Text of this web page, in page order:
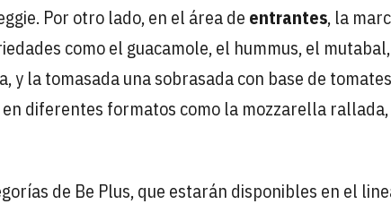
Por otro lado, en el área de entrantes, la
como el guacamole, el hummus, el
y la tomasada una sobrasada con base de
diferentes formatos como la mozzarella
de Be Plus, que estarán disponibles en el